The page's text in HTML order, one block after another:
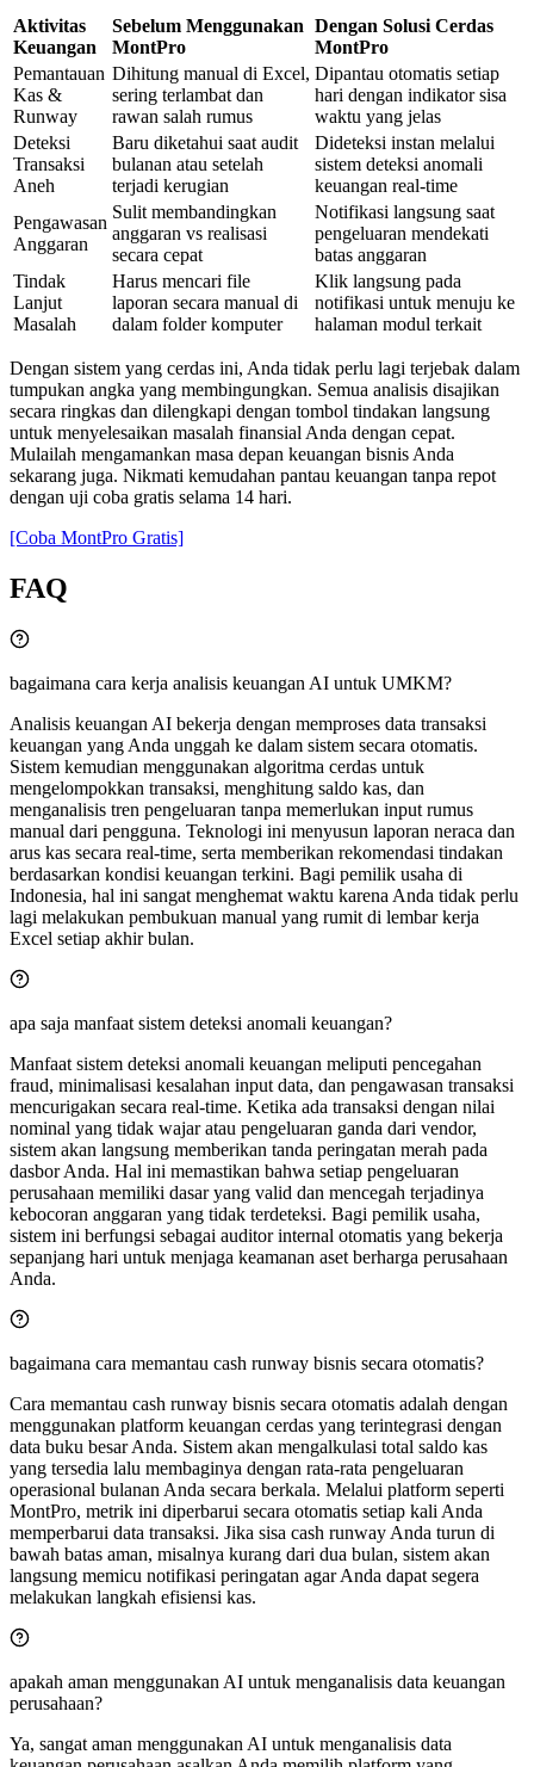
Aktivitas
Keuangan
Sebelum Menggunakan
MontPro
Dengan Solusi Cerdas
MontPro
Pemantauan
Kas &
Runway
Dihitung manual di Excel,
sering terlambat dan
rawan salah rumus
Dipantau otomatis setiap
hari dengan indikator sisa
waktu yang jelas
Deteksi
Transaksi
Aneh
Baru diketahui saat audit
bulanan atau setelah
terjadi kerugian
Dideteksi instan melalui
sistem deteksi anomali
keuangan real-time
Pengawasan
Anggaran
Sulit membandingkan
anggaran vs realisasi
secara cepat
Notifikasi langsung saat
pengeluaran mendekati
batas anggaran
Tindak
Lanjut
Masalah
Harus mencari file
laporan secara manual di
dalam folder komputer
Klik langsung pada
notifikasi untuk menuju ke
halaman modul terkait
Dengan sistem yang cerdas ini, Anda tidak perlu lagi terjebak dalam
tumpukan angka yang membingungkan. Semua analisis disajikan
secara ringkas dan dilengkapi dengan tombol tindakan langsung
untuk menyelesaikan masalah finansial Anda dengan cepat.
Mulailah mengamankan masa depan keuangan bisnis Anda
sekarang juga. Nikmati kemudahan pantau keuangan tanpa repot
dengan uji coba gratis selama 14 hari.
[Coba MontPro Gratis]
FAQ
bagaimana cara kerja analisis keuangan AI untuk UMKM?
Analisis keuangan AI bekerja dengan memproses data transaksi
keuangan yang Anda unggah ke dalam sistem secara otomatis.
Sistem kemudian menggunakan algoritma cerdas untuk
mengelompokkan transaksi, menghitung saldo kas, dan
menganalisis tren pengeluaran tanpa memerlukan input rumus
manual dari pengguna. Teknologi ini menyusun laporan neraca dan
arus kas secara real-time, serta memberikan rekomendasi tindakan
berdasarkan kondisi keuangan terkini. Bagi pemilik usaha di
Indonesia, hal ini sangat menghemat waktu karena Anda tidak perlu
lagi melakukan pembukuan manual yang rumit di lembar kerja
Excel setiap akhir bulan.
apa saja manfaat sistem deteksi anomali keuangan?
Manfaat sistem deteksi anomali keuangan meliputi pencegahan
fraud, minimalisasi kesalahan input data, dan pengawasan transaksi
mencurigakan secara real-time. Ketika ada transaksi dengan nilai
nominal yang tidak wajar atau pengeluaran ganda dari vendor,
sistem akan langsung memberikan tanda peringatan merah pada
dasbor Anda. Hal ini memastikan bahwa setiap pengeluaran
perusahaan memiliki dasar yang valid dan mencegah terjadinya
kebocoran anggaran yang tidak terdeteksi. Bagi pemilik usaha,
sistem ini berfungsi sebagai auditor internal otomatis yang bekerja
sepanjang hari untuk menjaga keamanan aset berharga perusahaan
Anda.
bagaimana cara memantau cash runway bisnis secara otomatis?
Cara memantau cash runway bisnis secara otomatis adalah dengan
menggunakan platform keuangan cerdas yang terintegrasi dengan
data buku besar Anda. Sistem akan mengalkulasi total saldo kas
yang tersedia lalu membaginya dengan rata-rata pengeluaran
operasional bulanan Anda secara berkala. Melalui platform seperti
MontPro, metrik ini diperbarui secara otomatis setiap kali Anda
memperbarui data transaksi. Jika sisa cash runway Anda turun di
bawah batas aman, misalnya kurang dari dua bulan, sistem akan
langsung memicu notifikasi peringatan agar Anda dapat segera
melakukan langkah efisiensi kas.
apakah aman menggunakan AI untuk menganalisis data keuangan
perusahaan?
Ya, sangat aman menggunakan AI untuk menganalisis data